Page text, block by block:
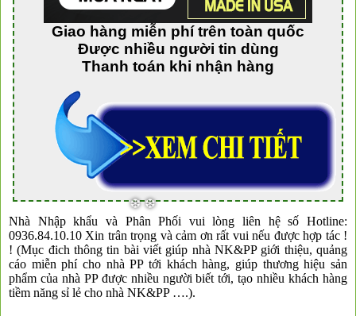
Giao hàng miễn phí trên toàn quốc
Được nhiều người tin dùng
Thanh toán khi nhận hàng
Nhà Nhập khẩu và Phân Phối vui lòng liên hệ số Hotline:
0936.84.10.10 Xin trân trọng và cảm ơn rất vui nếu được hợp tác !
! (Mục đich thông tin bài viết giúp nhà NK&PP giới thiệu, quảng
cáo miễn phí cho nhà PP tới khách hàng, giúp thương hiệu sản
phẩm của nhà PP được nhiều người biết tới, tạo nhiều khách hàng
tiềm năng sỉ lẻ cho nhà NK&PP ….).